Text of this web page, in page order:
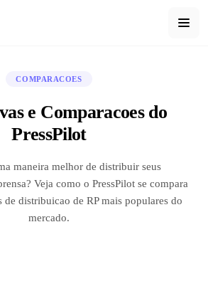
COMPARACOES
e Comparacoes do
PressPilot
maneira melhor de distribuir seus
Veja como o PressPilot se compara
de distribuicao de RP mais populares do
mercado.